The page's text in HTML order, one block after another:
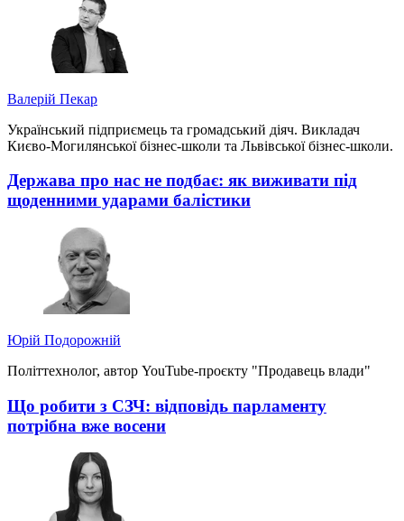
Валерій Пекар
Український підприємець та громадський діяч. Викладач
Києво-Могилянської бізнес-школи та Львівської бізнес-школи.
Держава про нас не подбає: як виживати під
щоденними ударами балістики
Юрій Подорожній
Політтехнолог, автор YouTube-проєкту "Продавець влади"
Що робити з СЗЧ: відповідь парламенту
потрібна вже восени